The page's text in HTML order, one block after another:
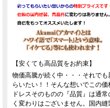
【安くても高品質をお約束】
物価高騰が続く中・・・それで
らいたい！！そんな想いでこの価
ドレスそのものの『品質』は通
く変わりはございません。国内